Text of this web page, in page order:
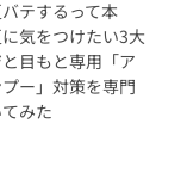
バテするって本
気をつけたい3大
目もと専用「ア
ー」対策を専門
みた